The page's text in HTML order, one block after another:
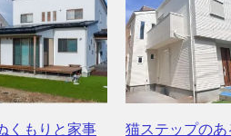
くもりと家事
猫ステップのあ